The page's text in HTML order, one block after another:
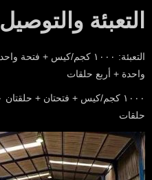
التعبئة والتوصيل
واحدة + أربع حلقات
حلقات